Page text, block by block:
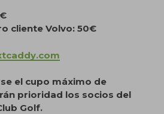
cliente Volvo: 50€
el cupo máximo de
prioridad los socios del
Golf.